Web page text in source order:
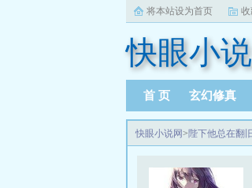
将本站设为首页 收
快眼小
首 页 玄幻修真
快眼小说网>陛下他总在翻